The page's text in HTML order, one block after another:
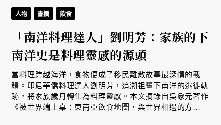
人物 書摘 飲食
「南洋料理達人」劉明芳：家族的下
南洋史是料理靈感的源頭
當料理跨越海洋，食物便成了移民離散故事最深情的載
體。印尼華僑料理達人劉明芳，追溯祖輩下南洋的遷徙軌
跡，將家族歲月轉化為料理靈感。本文摘錄自吳象元著作
《被世界端上桌：東南亞飲食地圖，與世界相遇的方